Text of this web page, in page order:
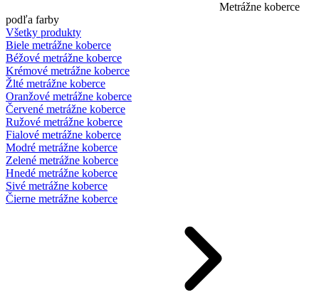
Metrážne koberce
podľa farby
Všetky produkty
Biele metrážne koberce
Béžové metrážne koberce
Krémové metrážne koberce
Žlté metrážne koberce
Oranžové metrážne koberce
Červené metrážne koberce
Ružové metrážne koberce
Fialové metrážne koberce
Modré metrážne koberce
Zelené metrážne koberce
Hnedé metrážne koberce
Sivé metrážne koberce
Čierne metrážne koberce